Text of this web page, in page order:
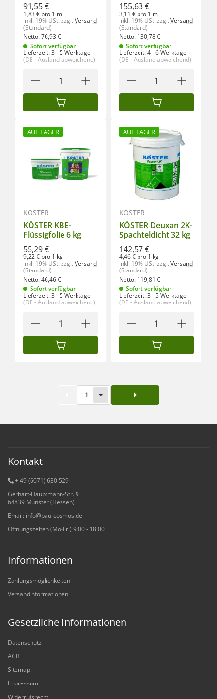
91,55 €
1,83 € pro 1 m
inkl. 19% USt. zzgl. Versand
(Standard)
Netto:76,93€
Sofort verfügbar
Lieferzeit:3 - 5 Werktage
(DE - Ausland abweichend)
IN DEN WARENKORB
155,63 €
3,11 € pro 1 m
inkl. 19% USt. zzgl. Versand
(Standard)
Netto: 130,78€
Sofort verfügbar
Lieferzeit:4 - 6 Werktage
(DE - Ausland abweichend)
IN DEN WARENKORB
AUF LAGER
KÖSTER
KÖSTER KBE-
Flüssigfolie 6 kg
55,29 €
9,22 € pro 1 kg
inkl. 19% USt. zzgl. Versand
(Standard)
Netto:46,46€
Sofort verfügbar
Lieferzeit:3 - 5 Werktage
(DE - Ausland abweichend)
IN DEN WARENKORB
AUF LAGER
KÖSTER
KÖSTER Deuxan 2K-
Spachteldicht 32 kg
142,57 €
4,46 € pro 1 kg
inkl. 19% USt. zzgl. Versand
(Standard)
Netto: 119,81 €
Sofort verfügbar
Lieferzeit:3 - 5 Werktage
(DE - Ausland abweichend)
IN DEN WARENKORB
1
Kontakt
+ 49 (6071) 630 529
Gerhart-Hauptmann-Str. 9
64839 Münster (Hessen)
Email: info@bau-cosmos.de
Öffnungszeiten (Mo-Fr.) 9:00 - 18:00
Informationen
Zahlungsmöglichkeiten
Versandinformationen
Gesetzliche Informationen
Datenschutz
AGB
Sitemap
Impressum
Widerrufsrecht